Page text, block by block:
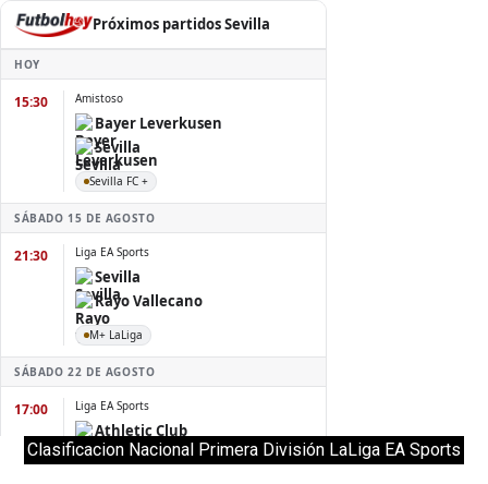
Clasificacion Nacional Primera División LaLiga EA Sports